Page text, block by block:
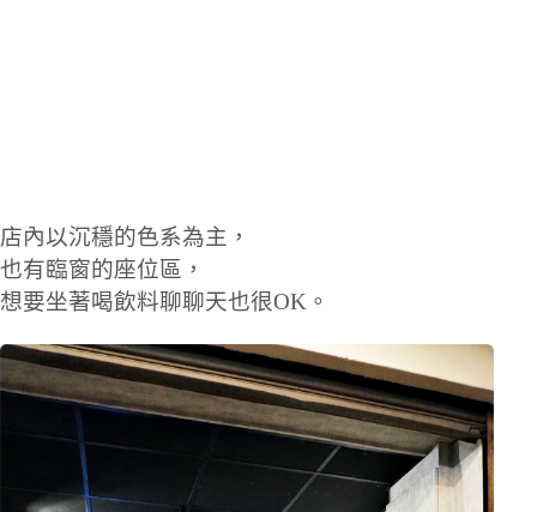
店內以沉穩的色系為主，
也有臨窗的座位區，
想要坐著喝飲料聊聊天也很OK。